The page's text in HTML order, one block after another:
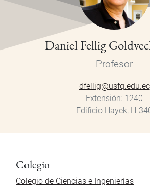
Daniel Fellig
Profesor
dfellig@usfq.edu.ec
Extensión 1240
Edificio Hayek, H-
Colegio
Colegio de Ciencias e Ingenierías